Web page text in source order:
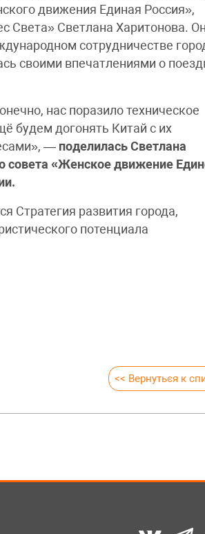
движения Единая Россия»,
Света» Светлана Харитонова.
сотрудничестве
своими впечатлениями о
нас поразило техническое
будем догонять Китай с их
— поделилась Светлана
совета «Женское движение
Стратегия развития города,
потенциала
<< Вернуться к